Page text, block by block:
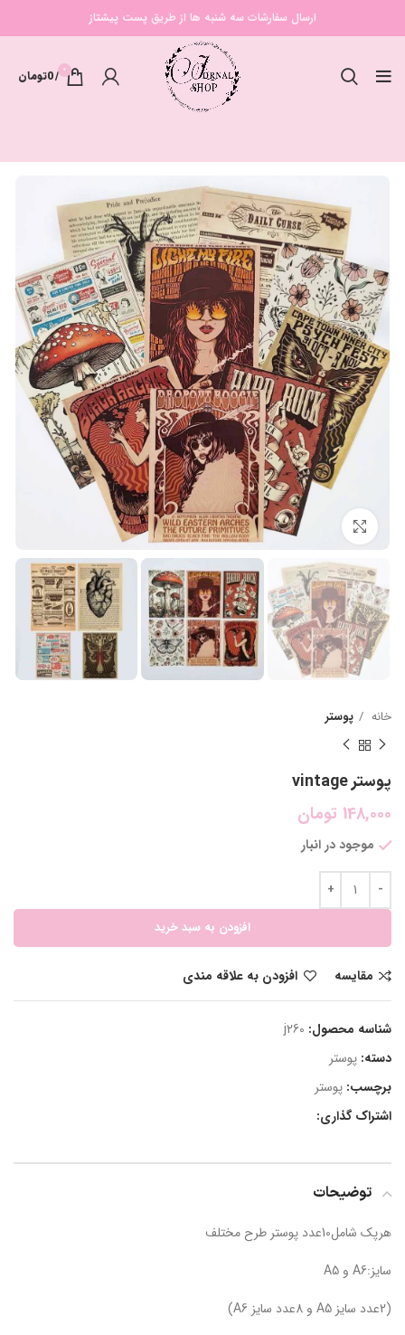
ارسال سفارشات سه شنبه ها از طریق پست پیشتاز
0
/
0تومان
بزرگنمایی تصویر
خانه پوستر
پوستر vintage
148,000 تومان
موجود در انبار
افزودن به سبد خرید
مقایسه افزودن به علاقه مندی
شناسه محصول: j260
دسته: پوستر
برچسب: پوستر
اشتراک گذاری:
توضیحات
هرپک شامل10عدد پوستر طرح مختلف
سایز:A6 و A5
(2عدد سایز A5 و 8عدد سایز A6)